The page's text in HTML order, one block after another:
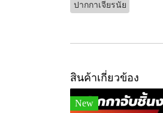
ปากกาเจียรนัย
สินค้าเกี่ยวข้อง
New